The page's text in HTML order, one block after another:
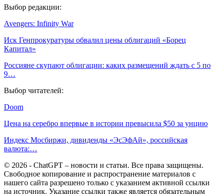
Выбор редакции:
Avengers: Infinity War
Иск Генпрокуратуры обвалил цены облигаций «Борец
Капитал»
Россияне скупают облигации: каких размещений ждать с 5 по
9…
Выбор читателей:
Doom
Цена на серебро впервые в истории превысила $50 за унцию
Индекс Мосбиржи, дивиденды «ЭсЭфАй», российская
валюта:…
© 2026 - ChatGPT – новости и статьи. Все права защищены.
Свободное копирование и распространение материалов с
нашего сайта разрешено только с указанием активной ссылки
на источник. Указание ссылки также является обязательным